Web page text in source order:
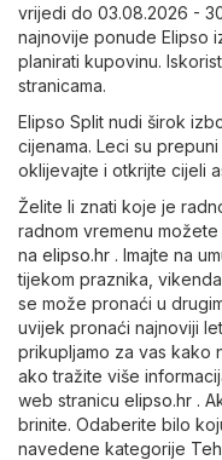
vrijedi do 03.08.2026 -
najnovije ponude Elipso
planirati kupovinu.
stranicama.
Elipso Split nudi širok
cijenama. Leci su
oklijevajte i otkrijte cijeli
Želite li znati koje je
radnom vremenu
na elipso.hr . Imajte na
tijekom praznika,
se može pronaći u
uvijek pronaći najnoviji
prikupljamo za vas kako
ako tražite više
web stranicu elipso.hr .
brinite. Odaberite bilo
navedene kategorije